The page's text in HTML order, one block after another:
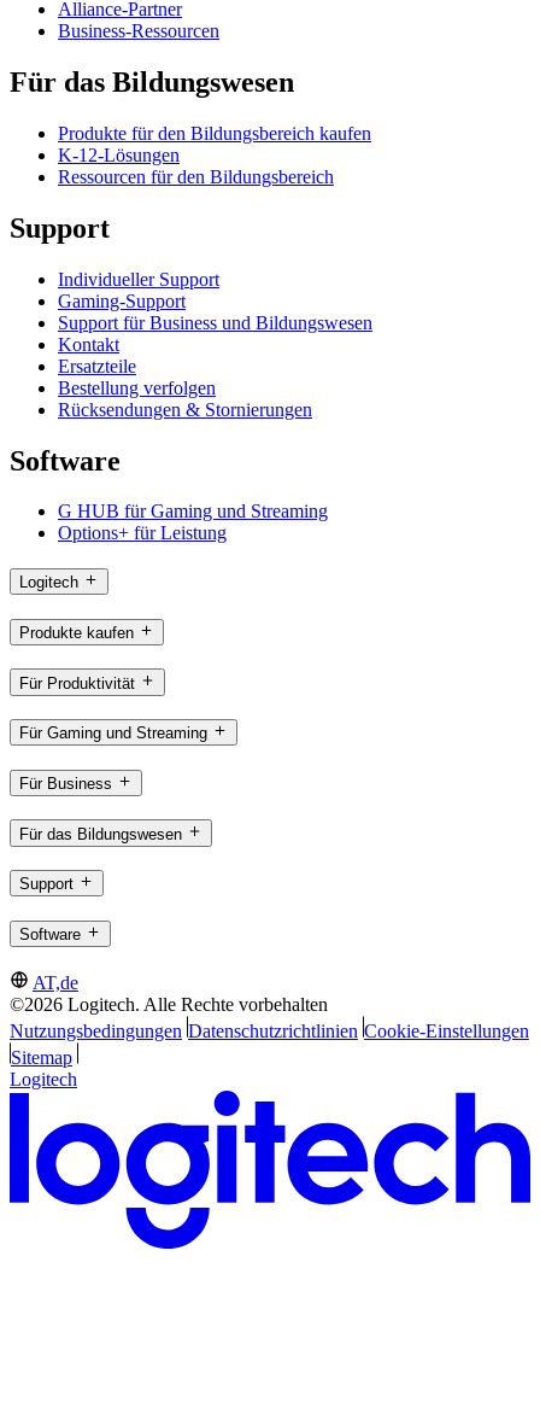
Alliance-Partner
Business-Ressourcen
Für das Bildungswesen
Produkte für den Bildungsbereich kaufen
K-12-Lösungen
Ressourcen für den Bildungsbereich
Support
Individueller Support
Gaming-Support
Support für Business und Bildungswesen
Kontakt
Ersatzteile
Bestellung verfolgen
Rücksendungen & Stornierungen
Software
G HUB für Gaming und Streaming
Options+ für Leistung
Logitech
Produkte kaufen
Für Produktivität
Für Gaming und Streaming
Für Business
Für das Bildungswesen
Support
Software
AT,de
©2026 Logitech. Alle Rechte vorbehalten
Nutzungsbedingungen Datenschutzrichtlinien Cookie-Einstellungen
Sitemap
Logitech